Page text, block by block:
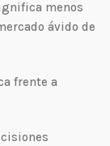
menos
ávido de
frente a